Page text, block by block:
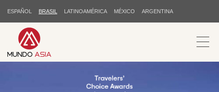
ESPAÑOL BRASIL LATINOAMÉRICA MÉXICO ARGENTINA